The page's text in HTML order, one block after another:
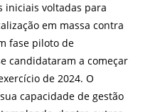
iniciais voltadas para
em massa contra
fase piloto de
candidataram a começar
de 2024. O
capacidade de gestão